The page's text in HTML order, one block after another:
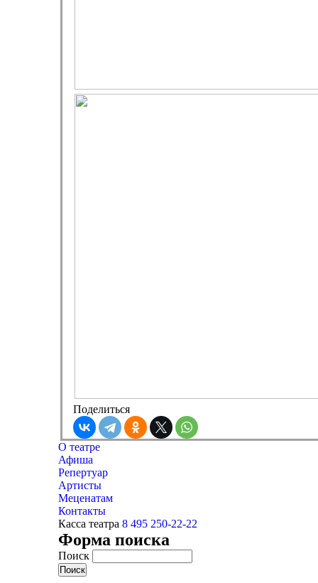
Поделиться
О театре
Афиша
Репертуар
Артисты
Меценатам
Контакты
Касса театра 8 495 250-22-22
Форма поиска
Поиск